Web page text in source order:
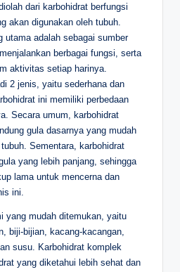
dari karbohidrat berfungsi
akan digunakan oleh tubuh.
utama adalah sebagai sumber
berbagai fungsi, serta
aktivitas setiap harinya.
2 jenis, yaitu sederhana dan
ini memiliki perbedaan
Secara umum, karbohidrat
gula dasarnya yang mudah
Sementara, karbohidrat
yang lebih panjang, sehingga
lama untuk mencerna dan
ini.
yang mudah ditemukan, yaitu
biji-bijian, kacang-kacangan,
susu. Karbohidrat komplek
yang diketahui lebih sehat dan